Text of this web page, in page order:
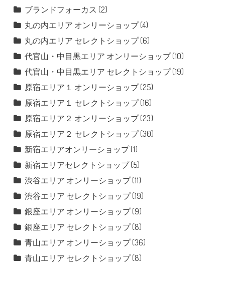
ブランドフォーカス (2)
丸の内エリア オンリーショップ(4)
丸の内エリア セレクトショップ(6)
代官山・中目黒エリア オンリーショップ(10)
代官山・中目黒エリア セレクトショップ(19)
原宿エリア１ オンリーショップ(25)
原宿エリア１ セレクトショップ(16)
原宿エリア２ オンリーショップ(23)
原宿エリア２ セレクトショップ(30)
新宿エリアオンリーショップ(1)
新宿エリアセレクトショップ(5)
渋谷エリア オンリーショップ(11)
渋谷エリア セレクトショップ(19)
銀座エリア オンリーショップ(9)
銀座エリア セレクトショップ(8)
青山エリア オンリーショップ(36)
青山エリア セレクトショップ(8)